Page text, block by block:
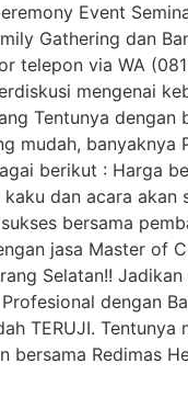
Event
Gathering dan
telepon via WA
mengenai
Tentunya dengan
mudah, banyaknya
berikut : Harga
dan acara akan
bersama
jasa Master of
Selatan!! Jadikan
dengan
TERUJI. Tentunya
Redimas